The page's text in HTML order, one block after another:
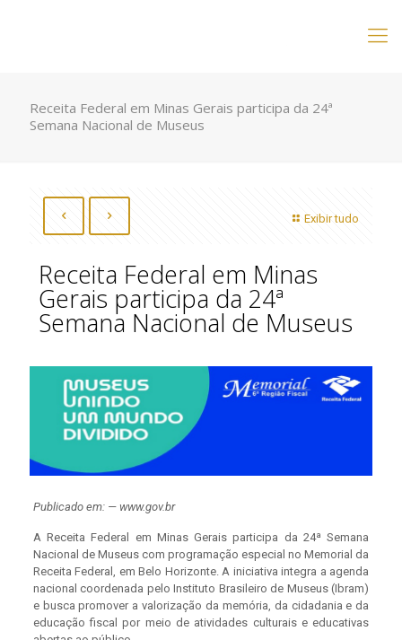
Receita Federal em Minas Gerais participa da 24ª
Semana Nacional de Museus
Exibir tudo
Receita Federal em Minas
Gerais participa da 24ª
Semana Nacional de Museus
Publicado em: — www.gov.br
A Receita Federal em Minas Gerais participa da 24ª Semana
Nacional de Museus com programação especial no Memorial da
Receita Federal, em Belo Horizonte. A iniciativa integra a agenda
nacional coordenada pelo Instituto Brasileiro de Museus (Ibram)
e busca promover a valorização da memória, da cidadania e da
educação fiscal por meio de atividades culturais e educativas